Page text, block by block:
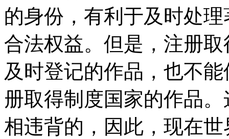
的身份，有利于及时处
合法权益。但是，注册
及时登记的作品，也不
册取得制度国家的作品
相违背的，因此，现在